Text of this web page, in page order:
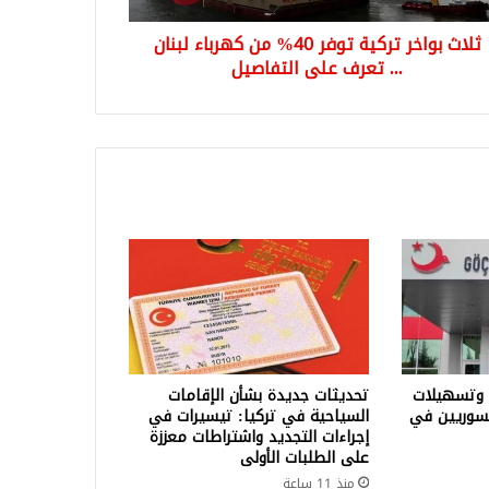
ثلاث بواخر تركية توفر 40% من كهرباء لبنان
... تعرف على التفاصيل
وتسهيلات
في
تحديثات جديدة بشأن الإقامات
السياحية في تركيا: تيسيرات في
إجراءات التجديد واشتراطات معززة
على الطلبات الأولى
منذ 11 ساعة